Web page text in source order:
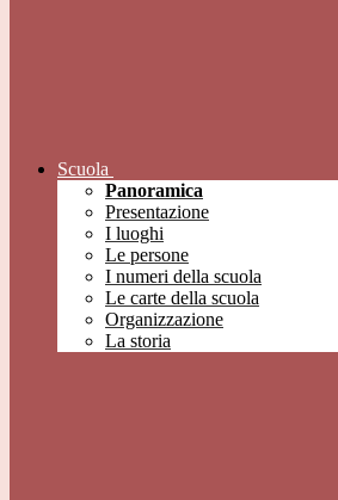
Scuola
Panoramica
Presentazione
I luoghi
Le persone
I numeri della scuola
Le carte della scuola
Organizzazione
La storia